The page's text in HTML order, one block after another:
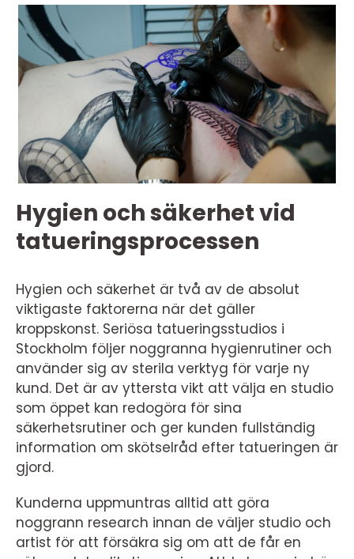
Hygien och säkerhet vid
tatueringsprocessen
Hygien och säkerhet är två av de absolut
viktigaste faktorerna när det gäller
kroppskonst. Seriösa tatueringsstudios i
Stockholm följer noggranna hygienrutiner och
använder sig av sterila verktyg för varje ny
kund. Det är av yttersta vikt att välja en studio
som öppet kan redogöra för sina
säkerhetsrutiner och ger kunden fullständig
information om skötselråd efter tatueringen är
gjord.
Kunderna uppmuntras alltid att göra
noggrann research innan de väljer studio och
artist för att försäkra sig om att de får en